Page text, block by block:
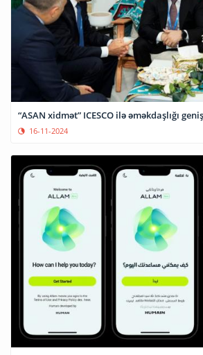
“ASAN xidmət” ICESCO ilə əməkdaşlığı
16-11-2024